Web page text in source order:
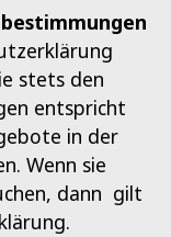
stets den
entspricht
in der
Wenn sie
dann gilt